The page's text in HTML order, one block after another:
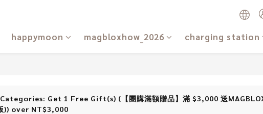
happymoon magbloxhow_2026 charging station
Get 1 Free Gift(s) (【團購滿額贈品】滿 $3,000 送
)) over NT$3,000